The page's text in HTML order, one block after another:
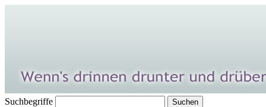
Suchbegriffe